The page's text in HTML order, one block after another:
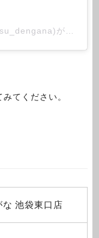
【公式】串かつでんがな(@kushikatsu_dengana)がシェアした投稿
てください。
池袋東口店